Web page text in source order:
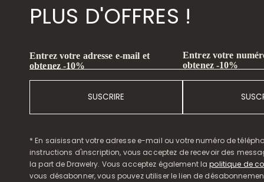
PLUS D'OFFRES !
Entrez votre adresse e-mail et
obtenez -10%
SUSCRIRE
Entrez votre
obtenez -10%
* En saisissant votre adresse e-mail ou votre numéro de
instructions d'inscription, vous acceptez de recevoir des
la part de Drawelry. Vous acceptez également lapolitique de
vous désabonner, vous pouvez utiliser le lien de